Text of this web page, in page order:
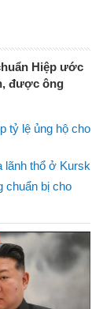
Hiệp ước
được ông
tỷ lệ ủng hộ cho
lãnh thổ ở Kursk
chuẩn bị cho